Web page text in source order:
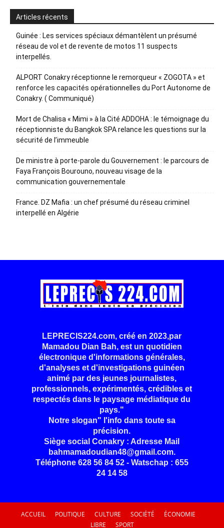
Articles récents
Guinée : Les services spéciaux démantèlent un présumé
réseau de vol et de revente de motos 11 suspects
interpellés.
ALPORT Conakry réceptionne le remorqueur « ZOGOTA » et
renforce les capacités opérationnelles du Port Autonome de
Conakry. ( Communiqué)
Mort de Chalisa « Mimi » à la Cité ADDOHA : le témoignage du
réceptionniste du Bangkok SPA relance les questions sur la
sécurité de l’immeuble
De ministre à porte-parole du Gouvernement : le parcours de
Faya François Bourouno, nouveau visage de la
communication gouvernementale
France. DZ Mafia : un chef présumé du réseau criminel
interpellé en Algérie
LEPRECIS224.com, créé en 2023,par
Mamadou Dian Bah, est un quotidien
électronique d'informations générales,
d'analyses et d'investigations guinéen
animé par des jeunes journalistes,
professionnels, expérimentés, crédibles et
respectés dans le paysage médiatique du
pays."
Notre slogan" l'info dans toute sa
précision.
Siège social Conakry : Adresse Mail
bahmamadoudian48@gmail.com.
Téléphone 628 56 84 52 - Watschap : 655
24 14 58
ACCUEIL POLITIQUE CULTURE SOCIÉTÉ
ÉCONOMIE
LIBRE
SPORT